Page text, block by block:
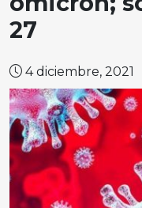
27
4 diciembre, 2021